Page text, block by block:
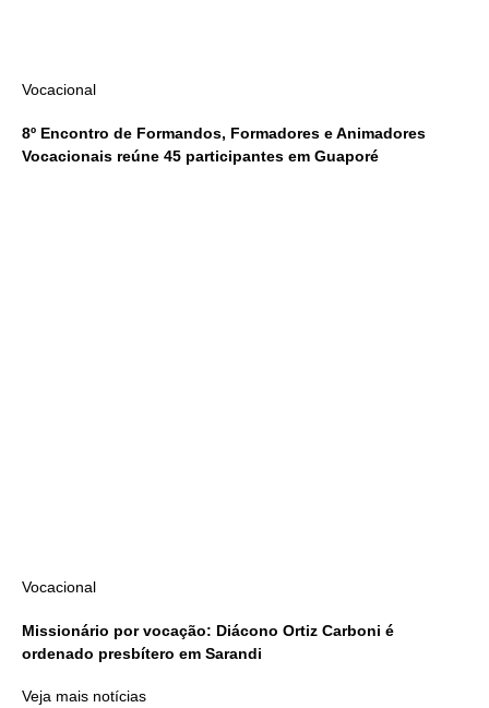
Vocacional
8º Encontro de Formandos, Formadores e Animadores
Vocacionais reúne 45 participantes em Guaporé
Vocacional
Missionário por vocação: Diácono Ortiz Carboni é
ordenado presbítero em Sarandi
Veja mais notícias